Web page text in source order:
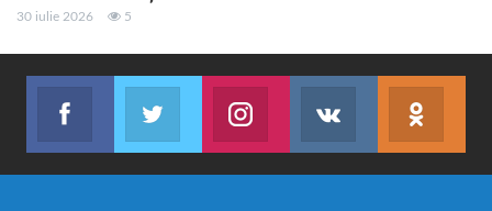
30 iulie 2026 5
Facebook
Abonează-te
Twitter
Join us on TwitterJoin us on Instagram
Abonează-te